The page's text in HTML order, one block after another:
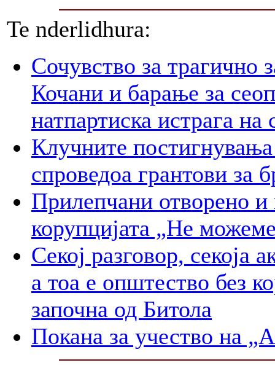
Te nderlidhura:
Сочувство за трагично
Кочани и барање за
натпартиска истрага на
Клучните
спроведоа грантови за
Прилепчани отворенo и
корупцијата „Не
Секој разговор, секоја
а тоа е општество без
започна од Битола
Покана за учество на